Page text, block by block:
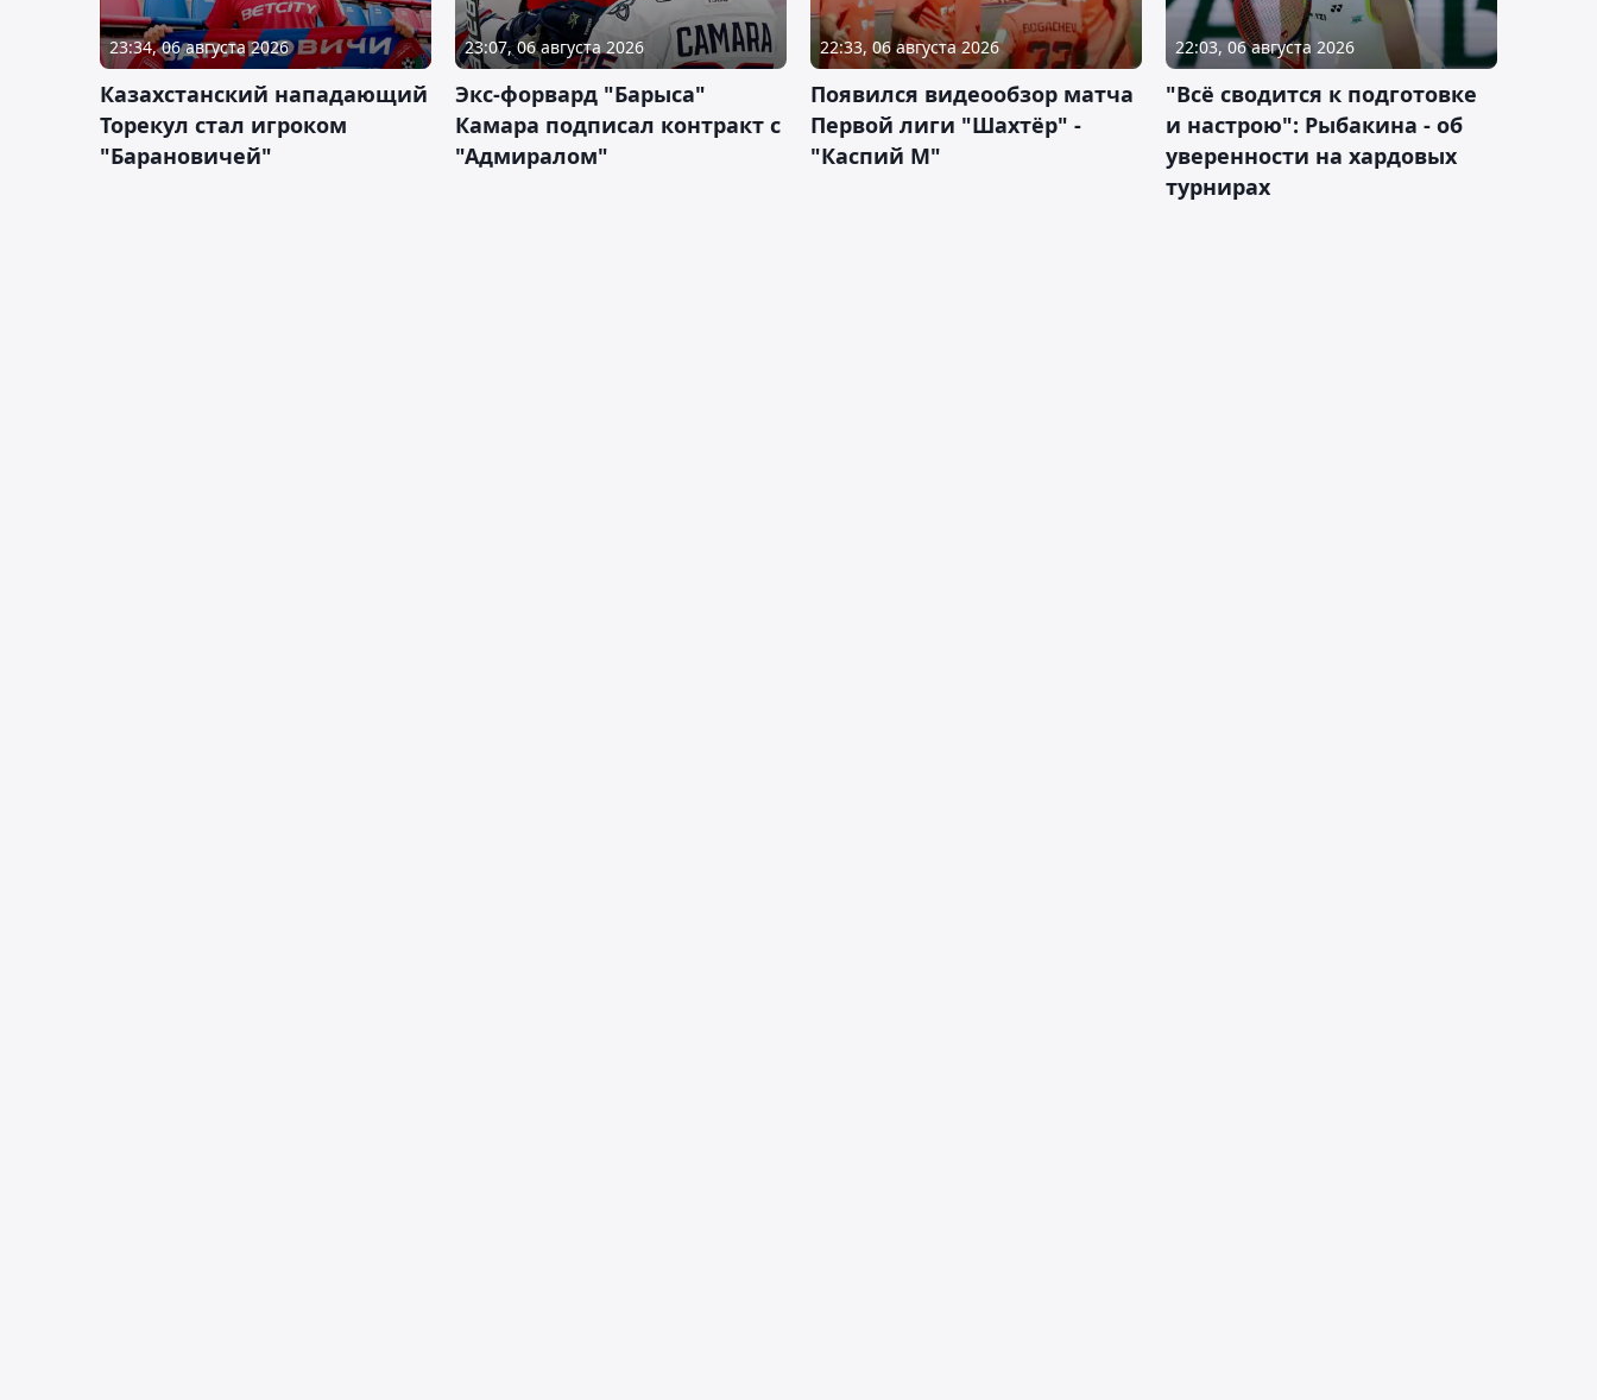
23:34, 06 августа 2026
Казахстанский нападающий
Торекул стал игроком
"Барановичей"
23:07, 06 августа 2026
Экс-форвард "Барыса"
Камара подписал контракт с
"Адмиралом"
22:33, 06 августа 2026
Появился видеообзор матча
Первой лиги "Шахтёр" -
"Каспий М"
22:03, 06 августа 2026
"Всё сводится к подготовке
и настрою": Рыбакина - об
уверенности на хардовых
турнирах